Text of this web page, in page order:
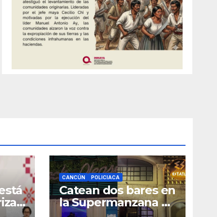
CANCÚN POLICIACA
Catean dos bares en
la Supermanzana 22